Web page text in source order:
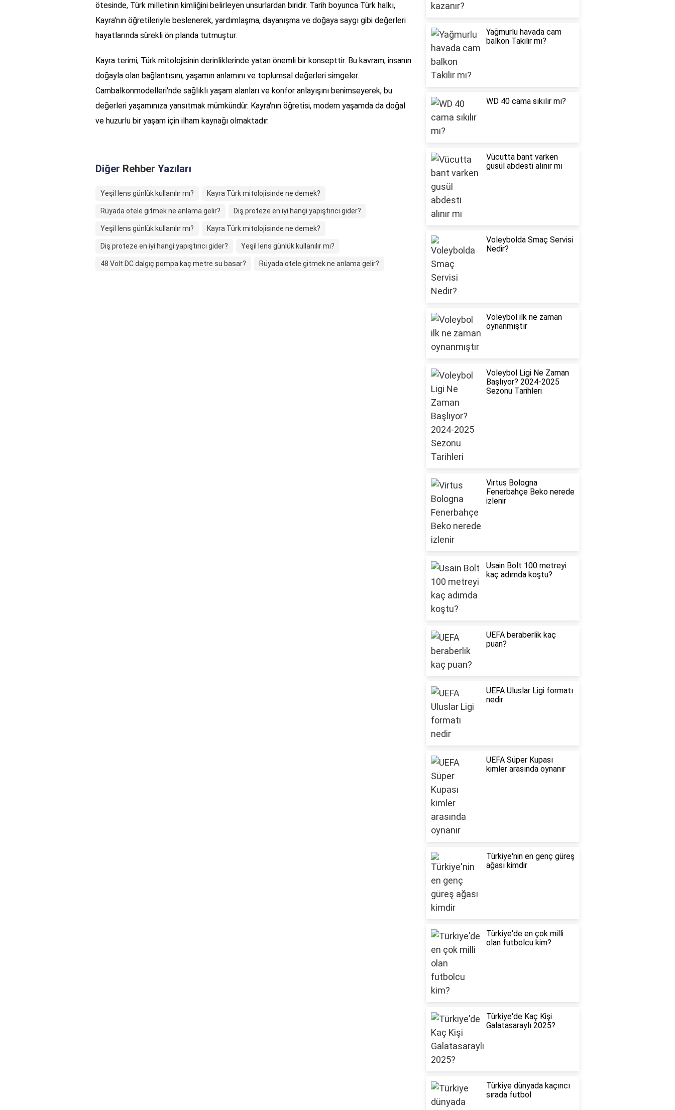
ötesinde, Türk milletinin kimliğini belirleyen unsurlardan biridir. Tarih boyunca Türk halkı,
Kayra'nın öğretileriyle beslenerek, yardımlaşma, dayanışma ve doğaya saygı gibi değerleri
hayatlarında sürekli ön planda tutmuştur.
Kayra terimi, Türk mitolojisinin derinliklerinde yatan önemli bir konsepttir. Bu kavram, insanın
doğayla olan bağlantısını, yaşamın anlamını ve toplumsal değerleri simgeler.
Cambalkonmodelleri'nde sağlıklı yaşam alanları ve konfor anlayışını benimseyerek, bu
değerleri yaşamınıza yansıtmak mümkündür. Kayra'nın öğretisi, modern yaşamda da doğal
ve huzurlu bir yaşam için ilham kaynağı olmaktadır.
Diğer Rehber Yazıları
Yeşil lens günlük kullanılır mı? Kayra Türk mitolojisinde ne demek?
Rüyada otele gitmek ne anlama gelir? Diş proteze en iyi hangi yapıştırıcı gider?
Yeşil lens günlük kullanılır mı? Kayra Türk mitolojisinde ne demek?
Diş proteze en iyi hangi yapıştırıcı gider? Yeşil lens günlük kullanılır mı?
48 Volt DC dalgıç pompa kaç metre su basar? Rüyada otele gitmek ne anlama gelir?
Yağmurlu havada cam
balkon Takilir mı?
WD 40 cama sıkılır mı?
Vücutta bant varken
gusül abdesti alınır mı
Voleybolda Smaç Servisi
Nedir?
Voleybol ilk ne zaman
oynanmıştır
Voleybol Ligi Ne Zaman
Başlıyor? 2024-2025
Sezonu Tarihleri
Virtus Bologna
Fenerbahçe Beko nerede
izlenir
Usain Bolt 100 metreyi
kaç adımda koştu?
UEFA beraberlik kaç
puan?
UEFA Uluslar Ligi formatı
nedir
UEFA Süper Kupası
kimler arasında oynanır
Türkiye'nin en genç güreş
ağası kimdir
Türkiye'de en çok milli
olan futbolcu kim?
Türkiye'de Kaç Kişi
Galatasaraylı 2025?
Türkiye dünyada kaçıncı
sırada futbol